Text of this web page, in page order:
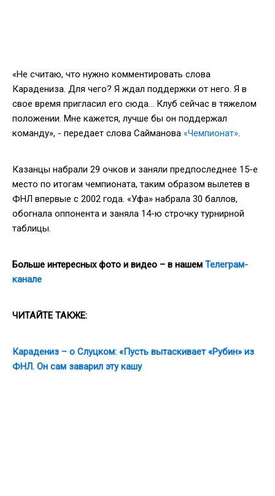
«Не считаю, что нужно комментировать слова
Карадениза. Для чего? Я ждал поддержки от него. Я в
свое время пригласил его сюда… Клуб сейчас в тяжелом
положении. Мне кажется, лучше бы он поддержал
команду», - передает слова Сайманова «Чемпионат».
Казанцы набрали 29 очков и заняли предпоследнее 15-е
место по итогам чемпионата, таким образом вылетев в
ФНЛ впервые с 2002 года. «Уфа» набрала 30 баллов,
обогнала оппонента и заняла 14-ю строчку турнирной
таблицы.
Больше интересных фото и видео – в нашем Телеграм-
канале
ЧИТАЙТЕ ТАКЖЕ:
Карадениз – о Слуцком: «Пусть вытаскивает «Рубин» из
ФНЛ. Он сам заварил эту кашу